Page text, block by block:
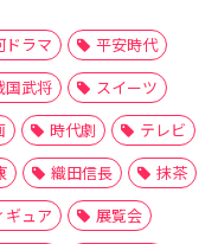
ドラマ
平安時代
国武将
スイーツ
時代劇
テレビ
織田信長
抹茶
ギュア
展覧会